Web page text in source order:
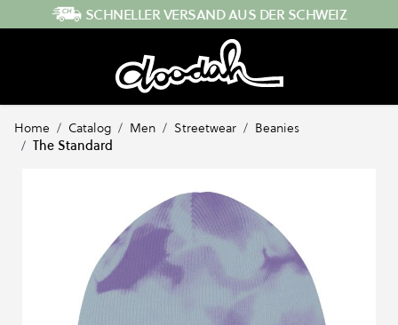
Direkt zum InhaltSCHNELLER VERSAND AUS DER SCHWEIZ
Home / Catalog / Men / Streetwear / Beanies
/ The Standard